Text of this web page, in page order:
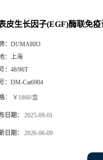
皮生长因子(EGF)酶联免疫
： DUMABIO
：
上海
： 48/96T
： DM-Cat6904
： ￥1860/盒
日期： 2025-09-01
日期： 2026-06-09